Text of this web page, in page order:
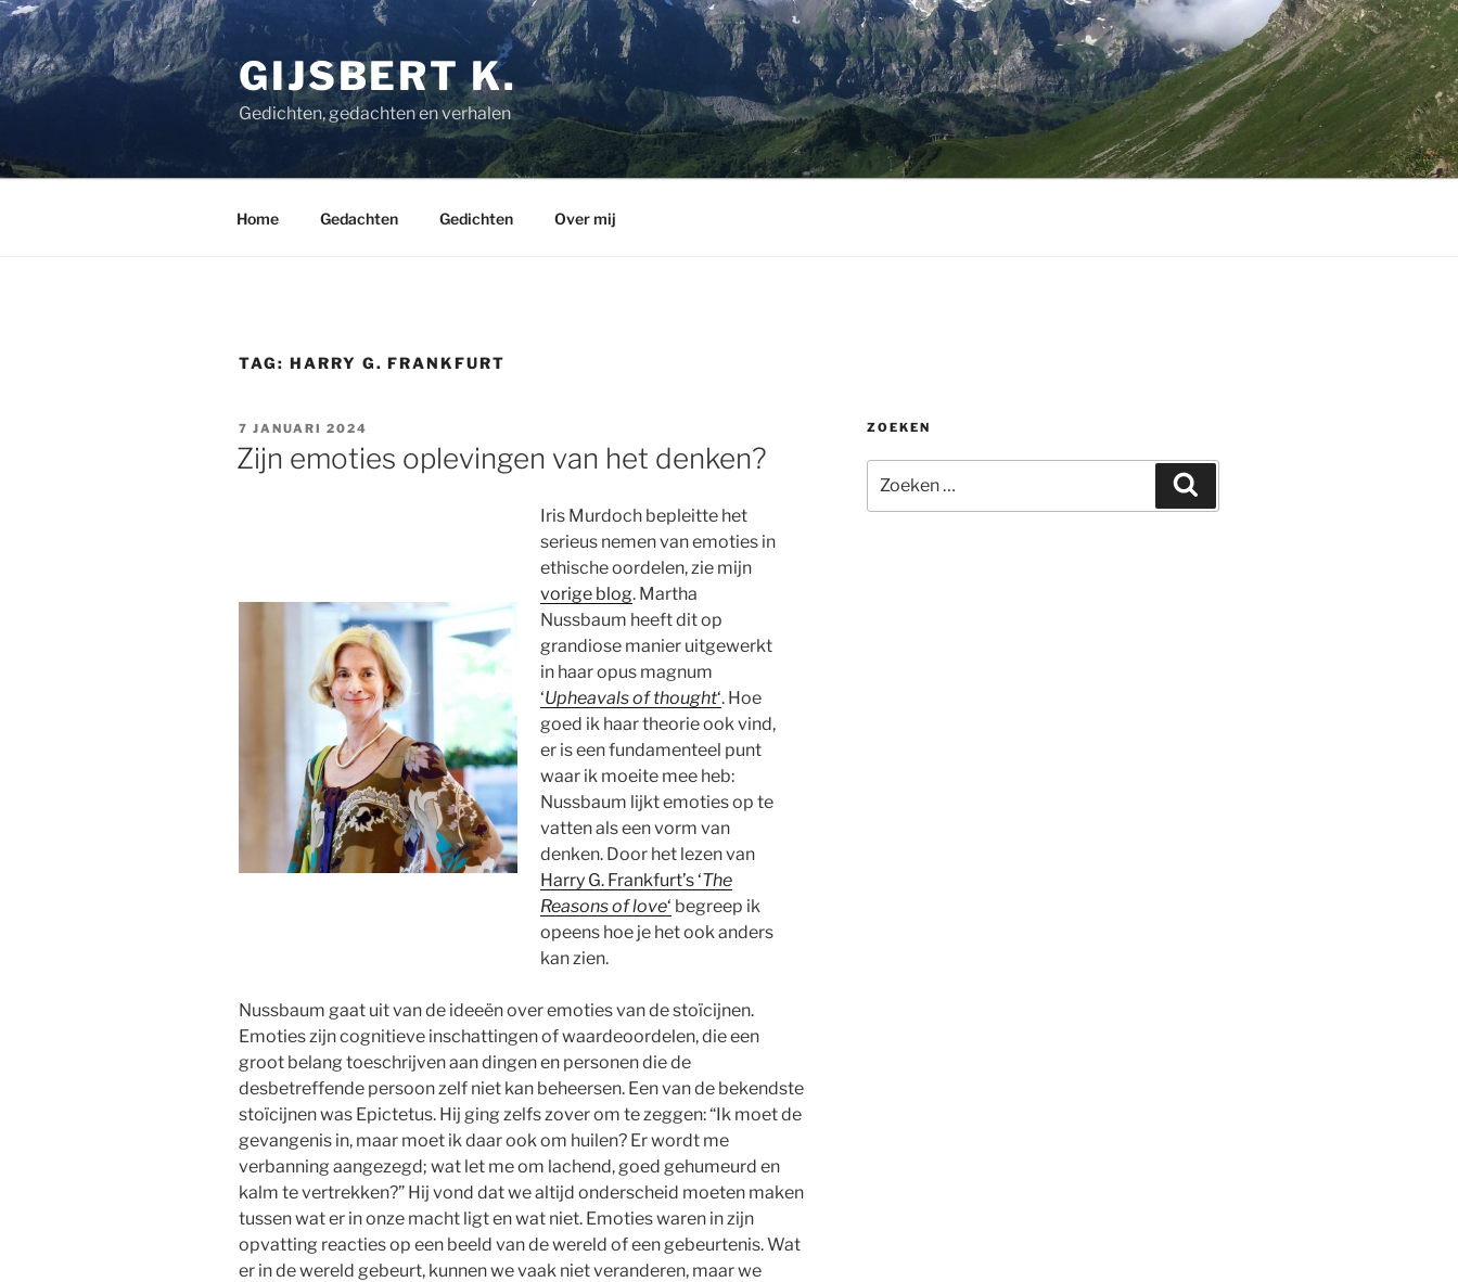
Ga
naar
de
inhoud
GIJSBERT K.
Gedichten, gedachten en verhalen
Home Gedachten Gedichten Over mij
TAG: HARRY G. FRANKFURT
GEPLAATST
OP
7 JANUARI 2024
Zijn emoties oplevingen van het denken?
Iris Murdoch bepleitte het
serieus nemen van emoties in
ethische oordelen, zie mijn
vorige blog. Martha
Nussbaum heeft dit op
grandiose manier uitgewerkt
in haar opus magnum
‘Upheavals of thought‘. Hoe
goed ik haar theorie ook vind,
er is een fundamenteel punt
waar ik moeite mee heb:
Nussbaum lijkt emoties op te
vatten als een vorm van
denken. Door het lezen van
Harry G. Frankfurt’s ‘The
Reasons of love‘ begreep ik
opeens hoe je het ook anders
kan zien.
Nussbaum gaat uit van de ideeën over emoties van de stoïcijnen.
Emoties zijn cognitieve inschattingen of waardeoordelen, die een
groot belang toeschrijven aan dingen en personen die de
desbetreffende persoon zelf niet kan beheersen. Een van de bekendste
stoïcijnen was Epictetus. Hij ging zelfs zover om te zeggen: “Ik moet de
gevangenis in, maar moet ik daar ook om huilen? Er wordt me
verbanning aangezegd; wat let me om lachend, goed gehumeurd en
kalm te vertrekken?” Hij vond dat we altijd onderscheid moeten maken
tussen wat er in onze macht ligt en wat niet. Emoties waren in zijn
opvatting reacties op een beeld van de wereld of een gebeurtenis. Wat
er in de wereld gebeurt, kunnen we vaak niet veranderen, maar we
ZOEKEN
naar: